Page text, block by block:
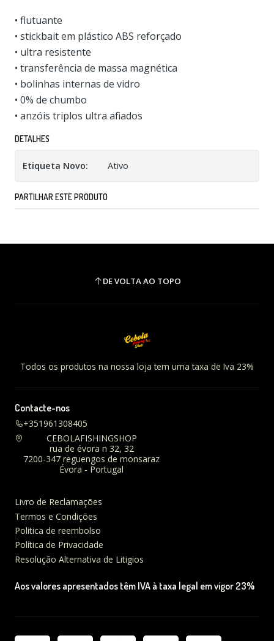
• flutuante
• stickbait em plástico ABS reforçado
• ultra resistente
• transferência de massa magnética
• bolinhas internas de vidro
• 0% de chumbo
• anzóis triplos ultra afiados
DETALHES
Etiqueta Novo: Ativo
PARTILHAR ESTE PRODUTO
DE VOLTA AO TOPO
Todos os produtos na nossa loja tem uma taxa de Iva 23%
Contacte-nos
+351961308405
CEBOLAFISHINGSHOP
rua de évora n 32, 32
7200-347 reguengos de monsaraz
Évora - Portugal
Livro de Reclamações
Termos e Condições
Politica de reembolso
Política de Privacidade
Resolução Alternativa de Litigios
Aos valores apresentados têm IVA à taxa legal em vigor 23%